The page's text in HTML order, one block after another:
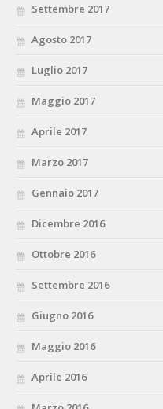
Settembre 2017
Agosto 2017
Luglio 2017
Maggio 2017
Aprile 2017
Marzo 2017
Gennaio 2017
Dicembre 2016
Ottobre 2016
Settembre 2016
Giugno 2016
Maggio 2016
Aprile 2016